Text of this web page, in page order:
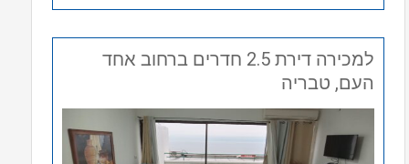
למכירה דירת 2.5 חדרים ברחוב אחד
העם, טבריה